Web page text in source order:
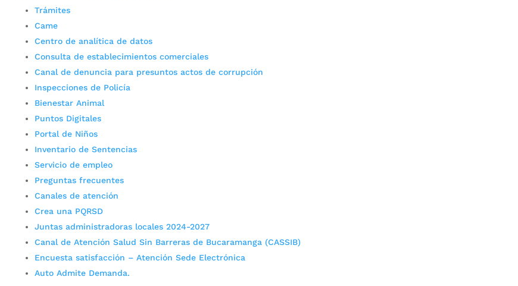
Trámites
Came
Centro de analítica de datos
Consulta de establecimientos comerciales
Canal de denuncia para presuntos actos de corrupción
Inspecciones de Policía
Bienestar Animal
Puntos Digitales
Portal de Niños
Inventario de Sentencias
Servicio de empleo
Preguntas frecuentes
Canales de atención
Crea una PQRSD
Juntas administradoras locales 2024-2027
Canal de Atención Salud Sin Barreras de Bucaramanga (CASSIB)
Encuesta satisfacción – Atención Sede Electrónica
Auto Admite Demanda.